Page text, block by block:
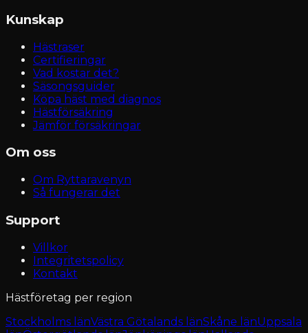
Kunskap
Hästraser
Certifieringar
Vad kostar det?
Säsongsguider
Köpa häst med diagnos
Hästförsäkring
Jämför försäkringar
Om oss
Om Ryttaravenyn
Så fungerar det
Support
Villkor
Integritetspolicy
Kontakt
Hästföretag per region
Stockholms länVästra Götalands länSkåne länUppsala